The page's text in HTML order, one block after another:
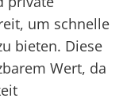
um schnelle
bieten. Diese
Wert, da